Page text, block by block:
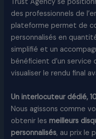
Trust Agency se
des professionnels de
plateforme permet de
personnalisés en
simplifié et un
bénéficient d’un
visualiser le rendu final
Un interlocuteur dédié,
Nous agissons comme
obtenir lesmeilleurs
personnalisés, au prix le